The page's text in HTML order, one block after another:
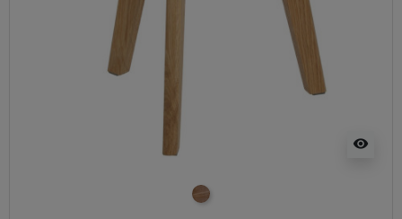
visibility
naturalny dąb